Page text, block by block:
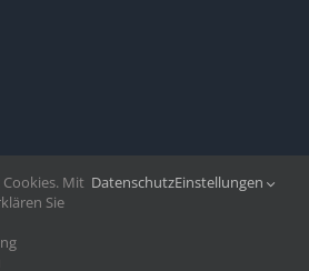
| 2020 -
Mit
Sie
DatenschutzEinstellungen